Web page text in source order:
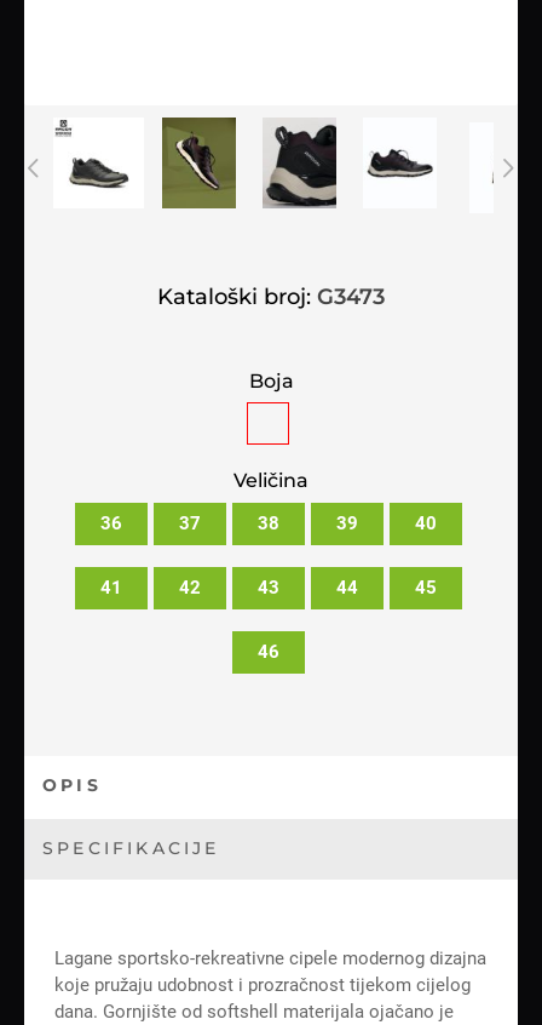
Kataloški broj: G3473
Boja
Veličina
36 37 38 39 40
41 42 43 44 45
46
OPIS
SPECIFIKACIJE
Lagane sportsko-rekreativne cipele modernog dizajna
koje pružaju udobnost i prozračnost tijekom cijelog
dana. Gornjište od softshell materijala ojačano je